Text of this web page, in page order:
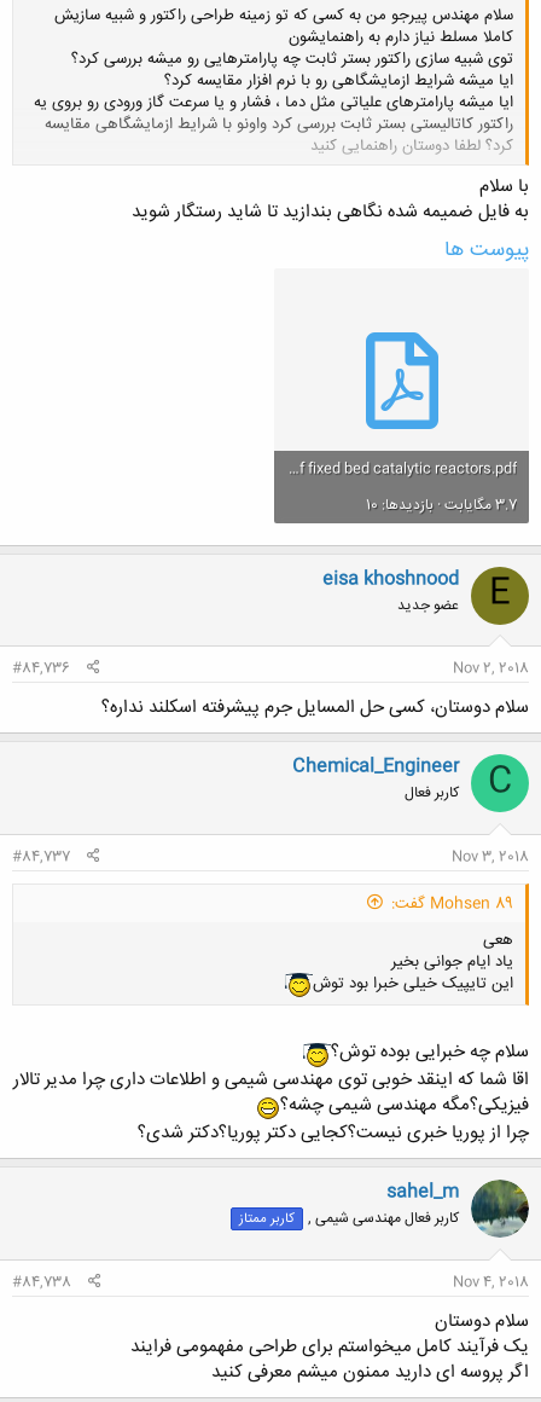
سلام مهندس پیرجو من به کسی که تو زمینه طراحی راکتور و شبیه سازیش
کاملا مسلط نیاز دارم به راهنمایشون
توی شبیه سازی راکتور بستر ثابت چه پارامترهایی رو میشه بررسی کرد؟
ایا میشه شرایط ازمایشگاهی رو با نرم افزار مقایسه کرد؟
ایا میشه پارامترهای علیاتی مثل دما ، فشار و یا سرعت گاز ورودی رو بروی یه
راکتور کاتالیستی بستر ثابت بررسی کرد واونو با شرایط ازمایشگاهی مقایسه
کرد؟ لطفا دوستان راهنمایی کنید
با سلام
به فایل ضمیمه شده نگاهی بندازید تا شاید رستگار شوید
پیوست ها
Design of fixed bed catalytic reactors.pdf
3.7 مگایابت · بازدیدها: 10
E
eisa khoshnood
عضو جدید
Nov 2, 2018
#84,736
سلام دوستان، کسی حل المسایل جرم پیشرفته اسکلند نداره؟
C
Chemical_Engineer
کاربر فعال
Nov 3, 2018
#84,737
Mohsen 89 گفت:
هعی
یاد ایام جوانی بخیر
این تایپیک خیلی خبرا بود توش
سلام چه خبرایی بوده توش؟
اقا شما که اینقد خوبی توی مهندسی شیمی و اطلاعات داری چرا مدیر تالار
فیزیکی؟مگه مهندسی شیمی چشه؟
چرا از پوریا خبری نیست؟کجایی دکتر پوریا؟دکتر شدی؟
sahel_m
کاربر فعال مهندسی شیمی , کاربر ممتاز
Nov 4, 2018
#84,738
سلام دوستان
یک فرآیند کامل میخواستم برای طراحی مفهمومی فرایند
اگر پروسه ای دارید ممنون میشم معرفی کنید